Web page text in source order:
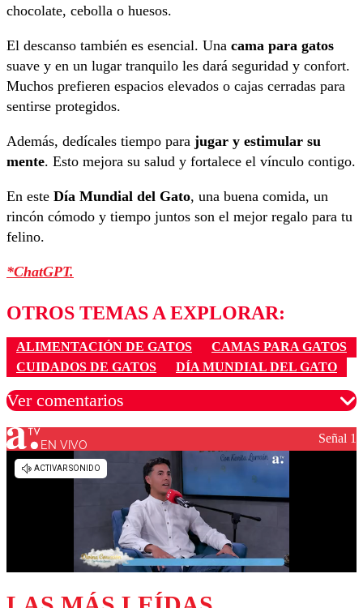
chocolate, cebolla o huesos.
El descanso también es esencial. Una cama para gatos
suave y en un lugar tranquilo les dará seguridad y confort.
Muchos prefieren espacios elevados o cajas cerradas para
sentirse protegidos.
Además, dedícales tiempo para jugar y estimular su
mente. Esto mejora su salud y fortalece el vínculo contigo.
En este Día Mundial del Gato, una buena comida, un
rincón cómodo y tiempo juntos son el mejor regalo para tu
felino.
*ChatGPT.
OTROS TEMAS A EXPLORAR:
ALIMENTACIÓN DE GATOS
CAMAS PARA GATOS
CUIDADOS DE GATOS
DÍA MUNDIAL DEL GATO
Ver comentarios
Los comentarios son moderados para garantizar un
diálogo respetuoso.
EN VIVO Señal 1